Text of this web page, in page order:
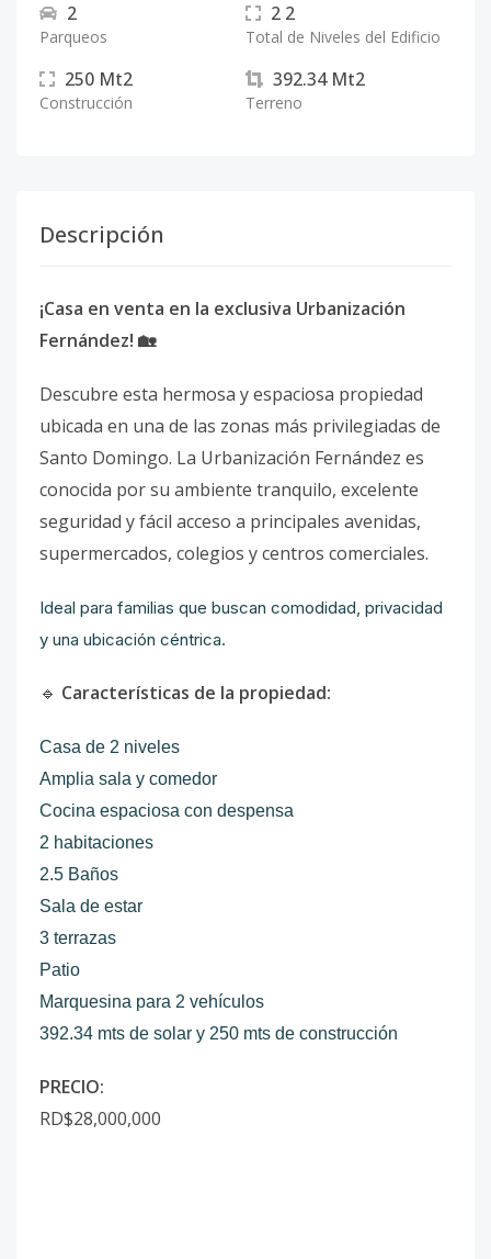
2
Parqueos
2 2
Total de Niveles del Edificio
250 Mt2
Construcción
392.34 Mt2
Terreno
Descripción
¡Casa en venta en la exclusiva Urbanización
Fernández! 🏡
Descubre esta hermosa y espaciosa propiedad
ubicada en una de las zonas más privilegiadas de
Santo Domingo. La Urbanización Fernández es
conocida por su ambiente tranquilo, excelente
seguridad y fácil acceso a principales avenidas,
supermercados, colegios y centros comerciales.
Ideal para familias que buscan comodidad, privacidad
y una ubicación céntrica.
🔹 Características de la propiedad:
Casa de 2 niveles
Amplia sala y comedor
Cocina espaciosa con despensa
2 habitaciones
2.5 Baños
Sala de estar
3 terrazas
Patio
Marquesina para 2 vehículos
392.34 mts de solar y 250 mts de construcción
PRECIO:
RD$28,000,000